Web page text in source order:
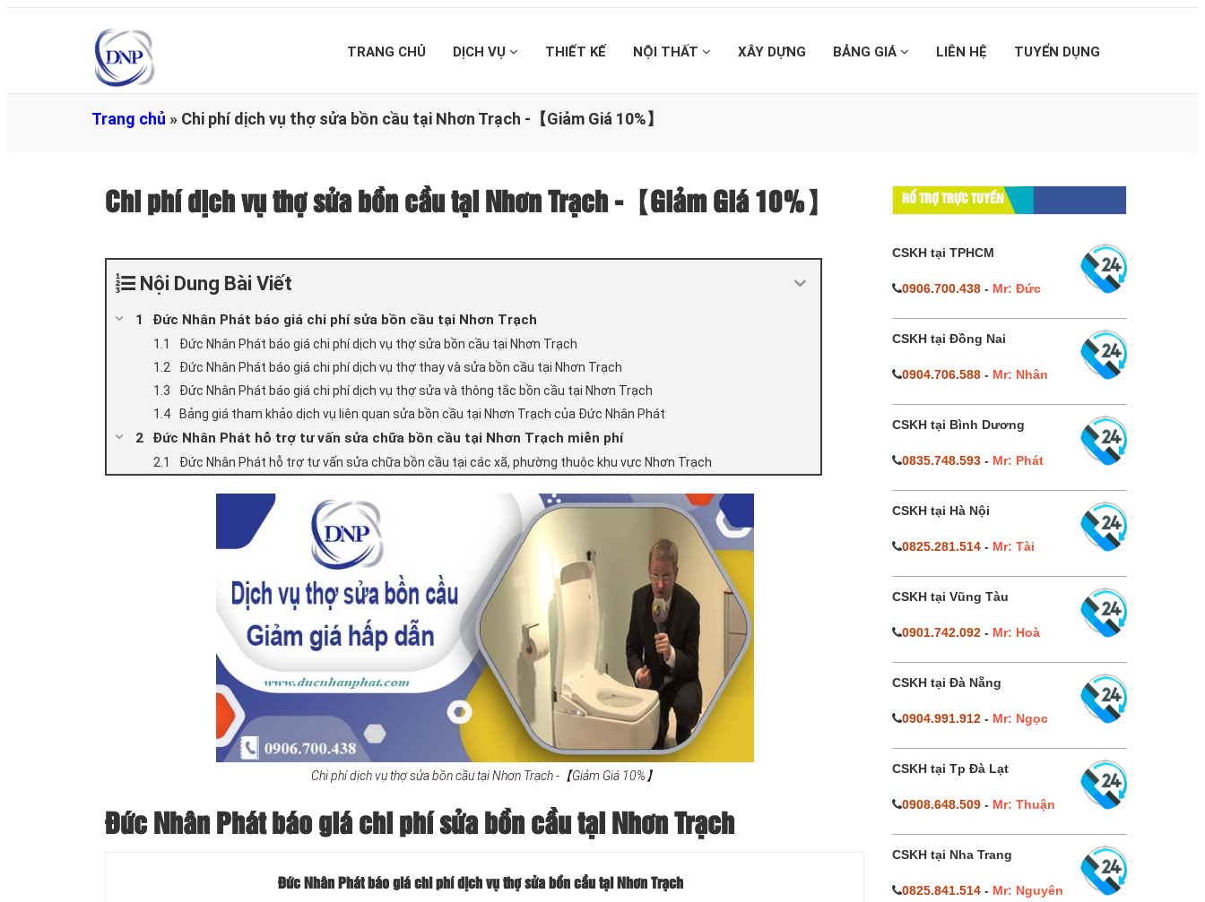
TRANG CHỦ DỊCH VỤ THIẾT KẾ NỘI THẤT XÂY DỰNG BẢNG GIÁ LIÊN HỆ TUYỂN DỤNG
Trang chủ » Chi phí dịch vụ thợ sửa bồn cầu tại Nhơn Trạch -【Giảm Giá 10%】
Chi phí dịch vụ thợ sửa bồn cầu tại Nhơn Trạch -【Giảm Giá 10%】
Nội Dung Bài Viết
Đức Nhân Phát báo giá chi phí sửa bồn cầu tại Nhơn Trạch
Đức Nhân Phát báo giá chi phí dịch vụ thợ sửa bồn cầu tại Nhơn Trạch
Đức Nhân Phát báo giá chi phí dịch vụ thợ thay và sửa bồn cầu tại Nhơn Trạch
Đức Nhân Phát báo giá chi phí dịch vụ thợ sửa và thông tắc bồn cầu tại Nhơn Trạch
Bảng giá tham khảo dịch vụ liên quan sửa bồn cầu tại Nhơn Trạch của Đức Nhân Phát
Đức Nhân Phát hỗ trợ tư vấn sửa chữa bồn cầu tại Nhơn Trạch miễn phí
Đức Nhân Phát hỗ trợ tư vấn sửa chữa bồn cầu tại các xã, phường thuộc khu vực Nhơn Trạch
Chi phí dịch vụ thợ sửa bồn cầu tại Nhơn Trạch -【Giảm Giá 10%】
Đức Nhân Phát báo giá chi phí sửa bồn cầu tại Nhơn Trạch
Đức Nhân Phát báo giá chi phí dịch vụ thợ sửa bồn cầu tại Nhơn Trạch
HỔ TRỢ TRỰC TUYẾN
CSKH tại TPHCM
0906.700.438- Mr: Đức
CSKH tại Đồng Nai
0904.706.588- Mr: Nhân
CSKH tại Bình Dương
0835.748.593- Mr: Phát
CSKH tại Hà Nội
0825.281.514- Mr: Tài
CSKH tại Vũng Tàu
0901.742.092- Mr: Hoà
CSKH tại Đà Nẵng
0904.991.912- Mr: Ngọc
CSKH tại Tp Đà Lạt
0908.648.509- Mr: Thuận
CSKH tại Nha Trang
0825.841.514- Mr: Nguyên